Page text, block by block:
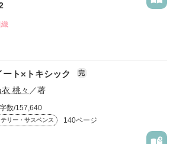
った
、銀色に染まりながら溶けていく
ート×トキシック 完
桃々 ／著
数/157,640
テリー・サスペンス 140ページ